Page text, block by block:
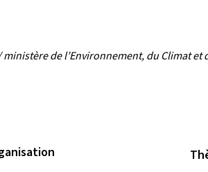
de l’Environnement, du Climat et